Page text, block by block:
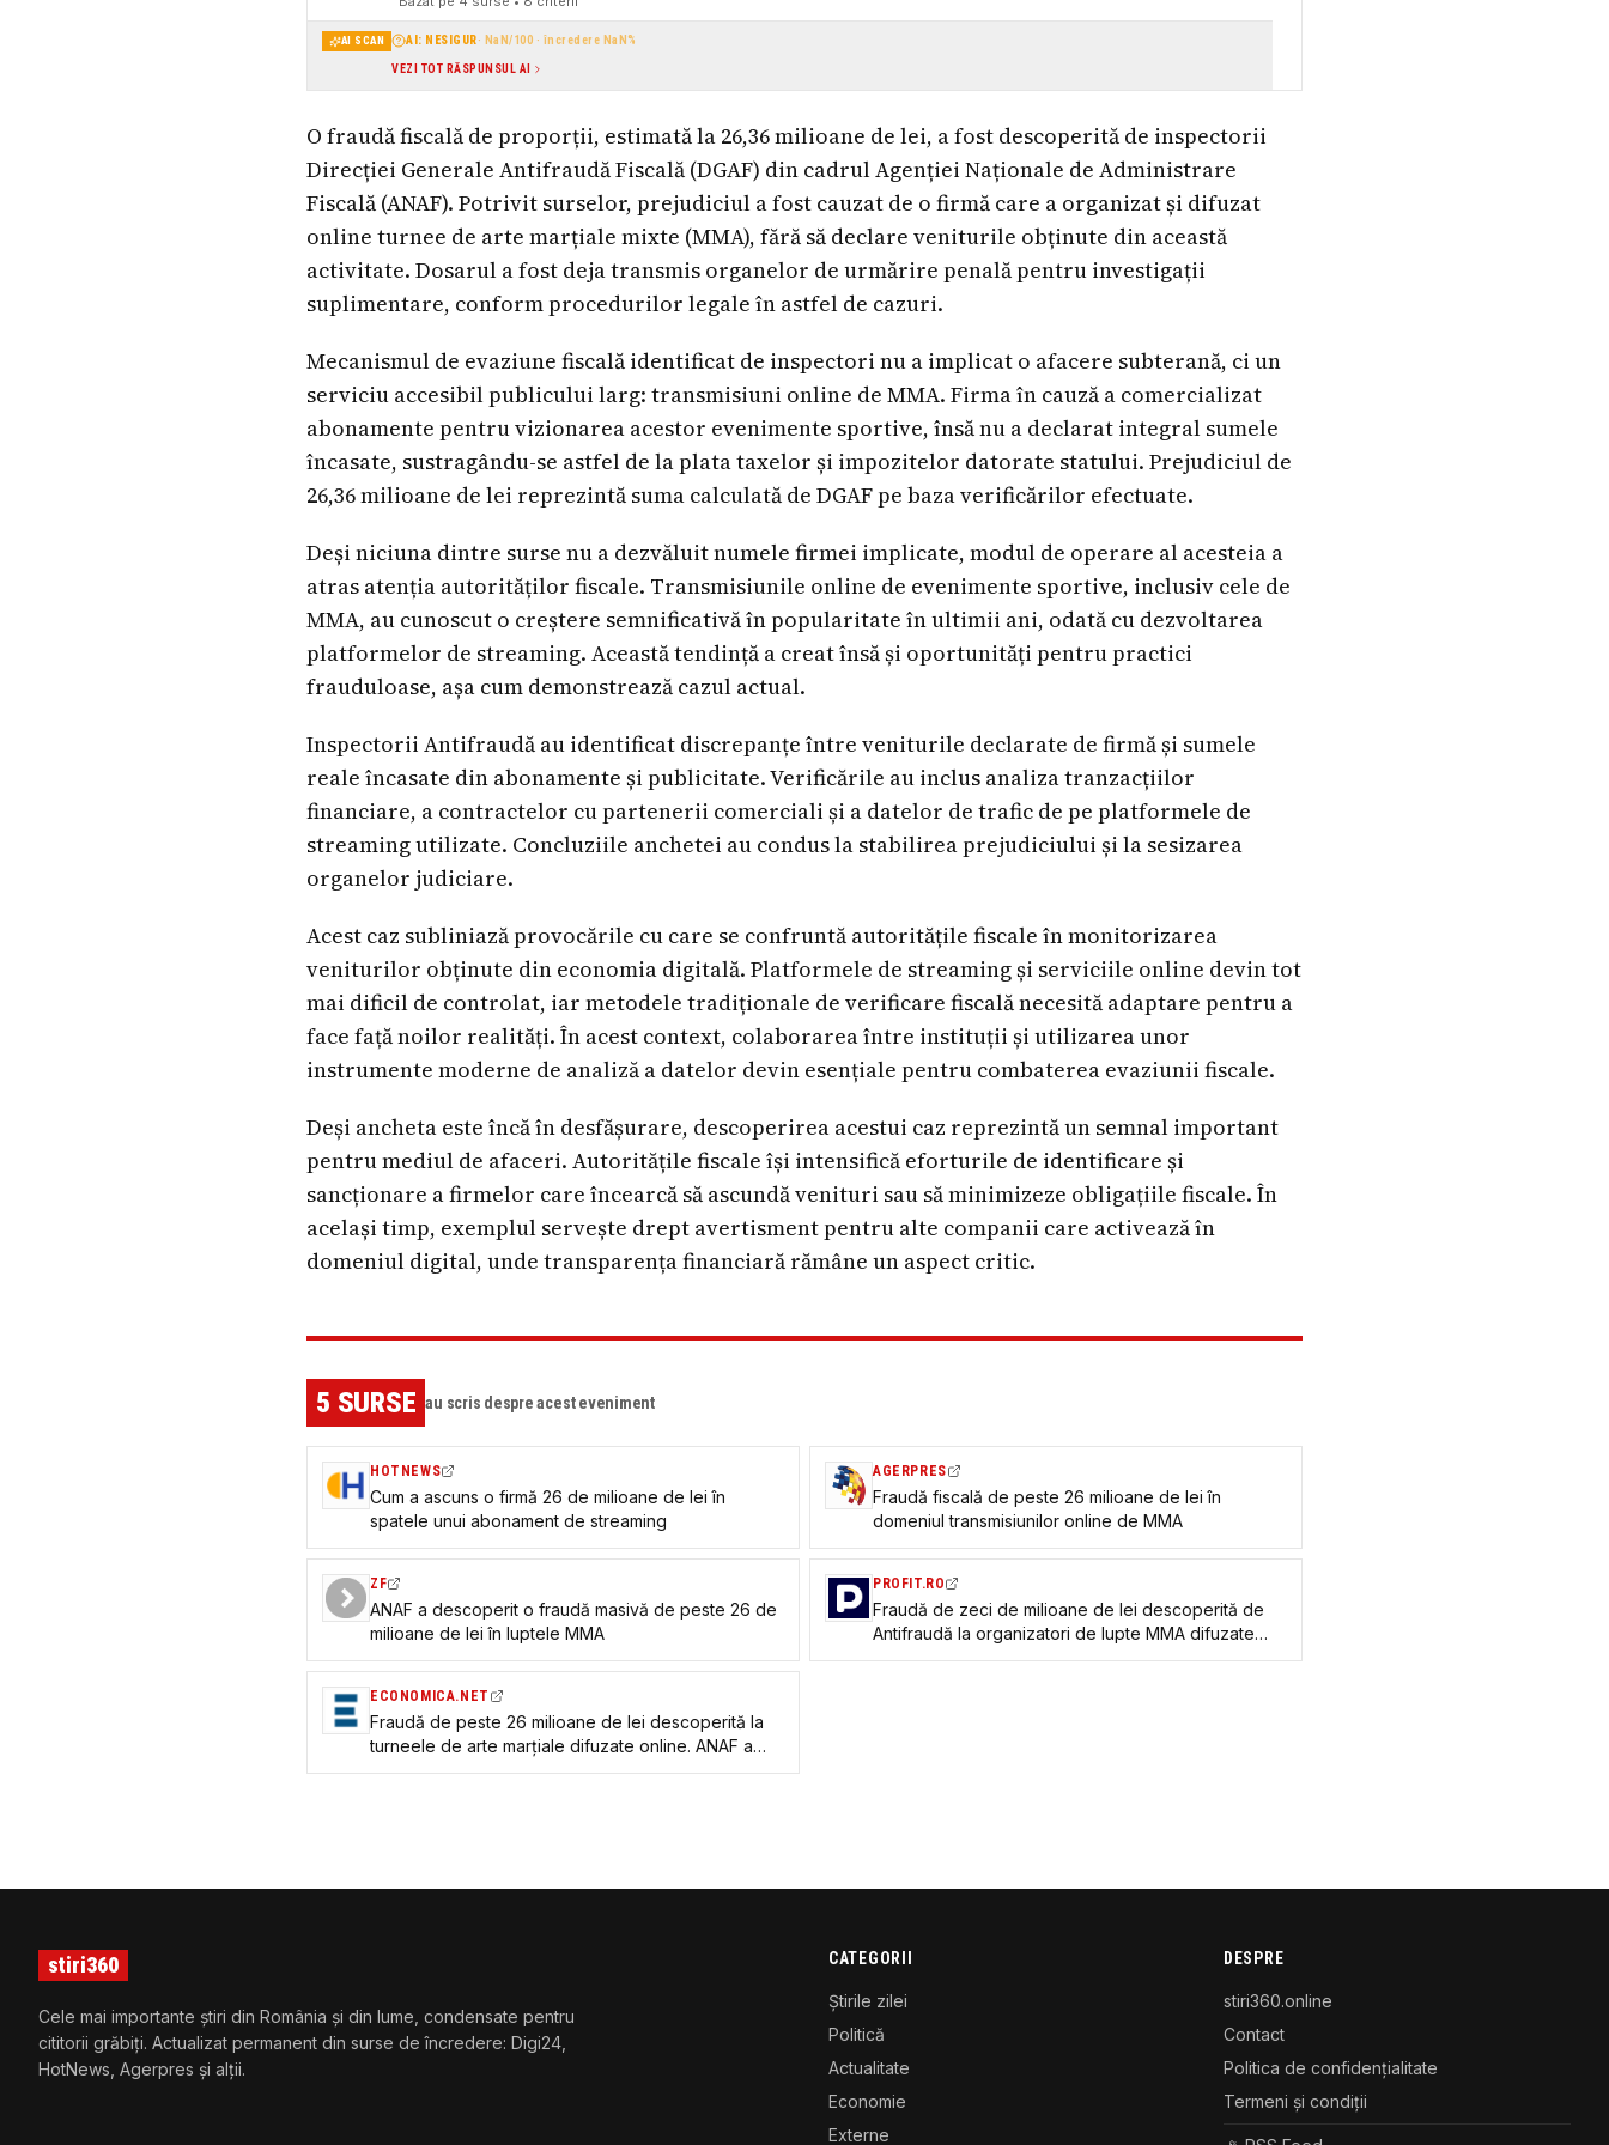
AI SCAN AI: NESIGUR· NaN/100 · încredere NaN%
VEZI TOT RĂSPUNSUL AI
O fraudă fiscală de proporții, estimată la 26,36 milioane de lei, a fost descoperită de inspectorii
Direcției Generale Antifraudă Fiscală (DGAF) din cadrul Agenției Naționale de Administrare
Fiscală (ANAF). Potrivit surselor, prejudiciul a fost cauzat de o firmă care a organizat și difuzat
online turnee de arte marțiale mixte (MMA), fără să declare veniturile obținute din această
activitate. Dosarul a fost deja transmis organelor de urmărire penală pentru investigații
suplimentare, conform procedurilor legale în astfel de cazuri.
Mecanismul de evaziune fiscală identificat de inspectori nu a implicat o afacere subterană, ci un
serviciu accesibil publicului larg: transmisiuni online de MMA. Firma în cauză a comercializat
abonamente pentru vizionarea acestor evenimente sportive, însă nu a declarat integral sumele
încasate, sustragându-se astfel de la plata taxelor și impozitelor datorate statului. Prejudiciul de
26,36 milioane de lei reprezintă suma calculată de DGAF pe baza verificărilor efectuate.
Deși niciuna dintre surse nu a dezvăluit numele firmei implicate, modul de operare al acesteia a
atras atenția autorităților fiscale. Transmisiunile online de evenimente sportive, inclusiv cele de
MMA, au cunoscut o creștere semnificativă în popularitate în ultimii ani, odată cu dezvoltarea
platformelor de streaming. Această tendință a creat însă și oportunități pentru practici
frauduloase, așa cum demonstrează cazul actual.
Inspectorii Antifraudă au identificat discrepanțe între veniturile declarate de firmă și sumele
reale încasate din abonamente și publicitate. Verificările au inclus analiza tranzacțiilor
financiare, a contractelor cu partenerii comerciali și a datelor de trafic de pe platformele de
streaming utilizate. Concluziile anchetei au condus la stabilirea prejudiciului și la sesizarea
organelor judiciare.
Acest caz subliniază provocările cu care se confruntă autoritățile fiscale în monitorizarea
veniturilor obținute din economia digitală. Platformele de streaming și serviciile online devin tot
mai dificil de controlat, iar metodele tradiționale de verificare fiscală necesită adaptare pentru a
face față noilor realități. În acest context, colaborarea între instituții și utilizarea unor
instrumente moderne de analiză a datelor devin esențiale pentru combaterea evaziunii fiscale.
Deși ancheta este încă în desfășurare, descoperirea acestui caz reprezintă un semnal important
pentru mediul de afaceri. Autoritățile fiscale își intensifică eforturile de identificare și
sancționare a firmelor care încearcă să ascundă venituri sau să minimizeze obligațiile fiscale. În
același timp, exemplul servește drept avertisment pentru alte companii care activează în
domeniul digital, unde transparența financiară rămâne un aspect critic.
5 SURSE au scris despre acest eveniment
HOTNEWS
Cum a ascuns o firmă 26 de milioane de lei în
spatele unui abonament de streaming
AGERPRES
Fraudă fiscală de peste 26 milioane de lei în
domeniul transmisiunilor online de MMA
ZF
ANAF a descoperit o fraudă masivă de peste 26 de
milioane de lei în luptele MMA
PROFIT.RO
Fraudă de zeci de milioane de lei descoperită de
Antifraudă la organizatori de lupte MMA difuzate
online. ANAF sesizează instituțiile cu atribuții de
ECONOMICA.NET
Fraudă de peste 26 milioane de lei descoperită la
turneele de arte marțiale difuzate online. ANAF a
sesizat organele de urmărire penală
stiri360
Cele mai importante știri din România și din lume, condensate pentru
cititorii grăbiți. Actualizat permanent din surse de încredere: Digi24,
HotNews, Agerpres și alții.
CATEGORII
Știrile zilei
Politică
Actualitate
Economie
Externe
DESPRE
stiri360.online
Contact
Politica de confidențialitate
Termeni și condiții